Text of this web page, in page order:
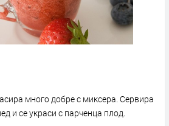
много добре с миксера. Сервира
и се украси с парченца плод.